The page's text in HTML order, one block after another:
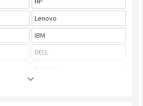
Lenovo
IBM
DELL